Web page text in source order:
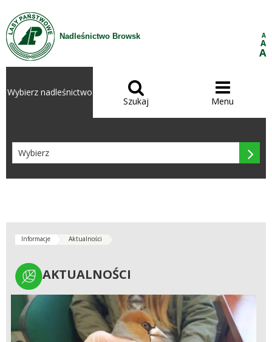
Przejdź do treści
Nadleśnictwo Browsk A
A
A
Wybierz nadleśnictwo 
Szukaj

Menu

Informacje Aktualności
AKTUALNOŚCI
AKTUALNOŚCI